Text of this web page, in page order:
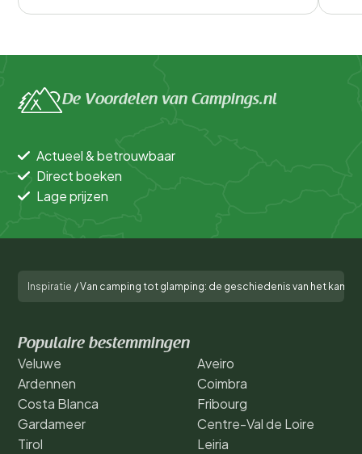
De Voordelen van Campings.nl
Actueel & betrouwbaar
Direct boeken
Lage prijzen
Inspiratie /Van camping tot glamping: de geschiedenis van het
Populaire bestemmingen
Veluwe
Ardennen
Costa Blanca
Gardameer
Tirol
Aveiro
Coimbra
Fribourg
Centre-Val de Loire
Leiria